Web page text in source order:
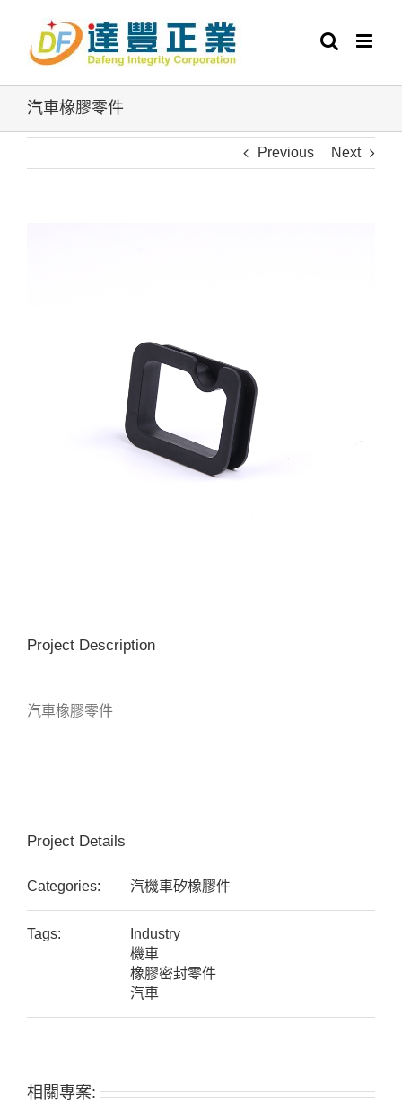
content
汽車橡膠零件
Previous Next
Project Description
汽車橡膠零件
Project Details
Categories: 汽機車矽橡膠件
Tags:
Industry
機車
橡膠密封零件
汽車
相關專案: